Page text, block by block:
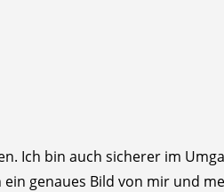
Ich bin auch sicherer im
genaues Bild von mir und